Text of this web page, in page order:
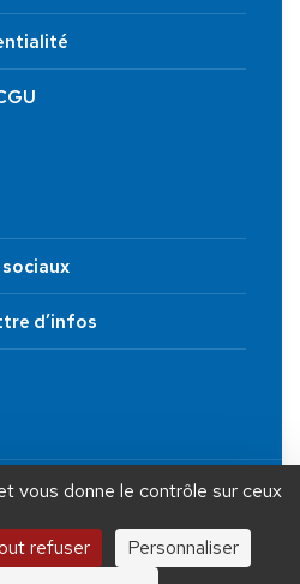
d’infos
| Designed by Aryup.com
DON À DLF
€ 50 € 100 €
vous donne le contrôle sur ceux
refuser
Personnaliser